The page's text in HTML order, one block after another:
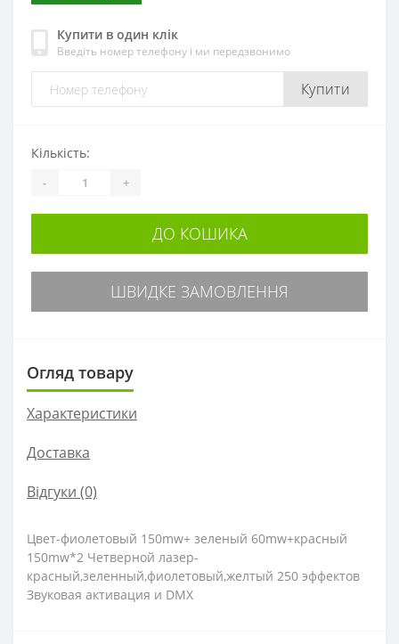
Купити в один клік
Введіть номер телефону і ми передзвонимо
Купити
Кількість:
- +
ДО КОШИКА
ШВИДКЕ ЗАМОВЛЕННЯ
Огляд товару
Характеристики
Доставка
Відгуки (0)
Цвет-фиолетовый 150mw+ зеленый 60mw+красный
150mw*2 Четверной лазер-
красный,зеленный,фиолетовый,желтый 250 эффектов
Звуковая активация и DMX